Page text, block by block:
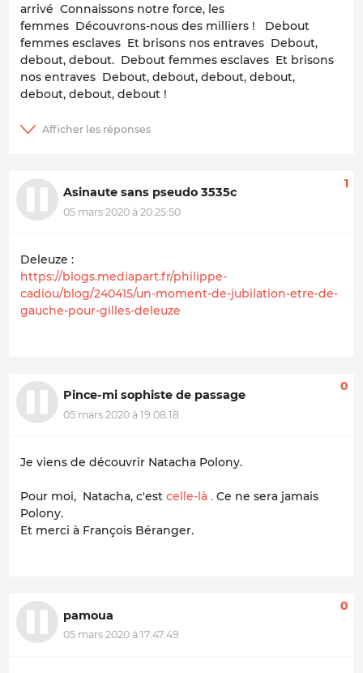
arrivé Connaissons notre force, les
femmes Découvrons-nous des milliers !
Debout
femmes esclaves Et brisons nos entraves Debout,
debout, debout. Debout femmes esclaves Et brisons
nos entraves Debout, debout, debout, debout,
debout, debout, debout !
Asinaute sans pseudo 3535c
05 mars 2020 à 20:25:50
1
Deleuze :
https://blogs.mediapart.fr/philippe-
cadiou/blog/240415/un-moment-de-jubilation-etre-de-
gauche-pour-gilles-deleuze
Pince-mi sophiste de passage
05 mars 2020 à 19:08:18
0
Je viens de découvrir Natacha Polony.
Pour moi, Natacha, c'est celle-là . Ce ne sera jamais
Polony.
Et merci à François Béranger.
pamoua
05 mars 2020 à 17:47:49
0